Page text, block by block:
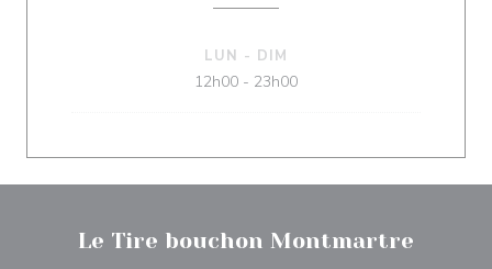
LUN - DIM
12h00 - 23h00
Le Tire bouchon Montmartre